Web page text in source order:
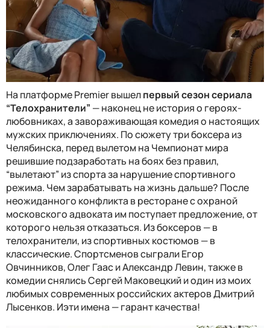
На платформе Premier вышелпервый сезон сериала
“Телохранители” — наконец не история о героях-
любовниках, а завораживающая комедия о настоящих
мужских приключениях. По сюжету три боксера из
Челябинска, перед вылетом на Чемпионат мира
решившие подзаработать на боях без правил,
“вылетают” из спорта за нарушение спортивного
режима. Чем зарабатывать на жизнь дальше? После
неожиданного конфликта в ресторане с охраной
московского адвоката им поступает предложение, от
которого нельзя отказаться. Из боксеров — в
телохранители, из спортивных костюмов — в
классические. Спортсменов сыграли Егор
Овчинников, Олег Гаас и Александр Левин, также в
комедии снялись Сергей Маковецкий и один из моих
любимых современных российских актеров Дмитрий
Лысенков. Иэти имена — гарант качества!